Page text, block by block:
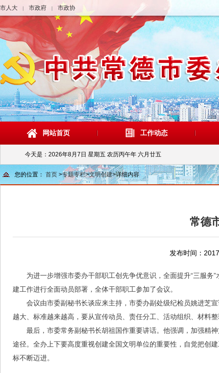
市人大 | 市政府 | 市政协
网站首页 工作动态
今天是： 2026年8月7日 星期五 农历丙午年 六月廿五
您的位置： 首页 >专题专栏>文明创建>详细内容
常德
发布时间：
为进一步增强市委办干部职工创先争优意识，全面提升“三服
建工作进行全面动员部署，全体干部职工参加了会议。
会议由市委副秘书长谈应来主持，市委办副处级纪检员姚进芝
越大、标准越来越高，要从宣传动员、责任分工、活动组织、材料
最后，市委常务副秘书长胡祖国作重要讲话。他强调，加强精
途径。全办上下要高度重视创建全国文明单位的重要性，自觉把创
标不断迈进。